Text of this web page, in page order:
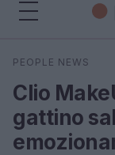
Cerca
PEOPLE NEWS
Clio
gattino